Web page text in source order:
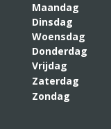
Maandag
Dinsdag
Woensdag
Donderdag
Vrijdag
Zaterdag
Zondag